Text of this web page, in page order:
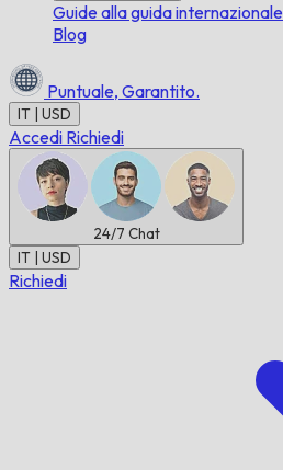
Guide alla guida internazionale
Blog
Puntuale, Garantito.
IT | USD
Accedi Richiedi
24/7 Chat
IT | USD
Richiedi